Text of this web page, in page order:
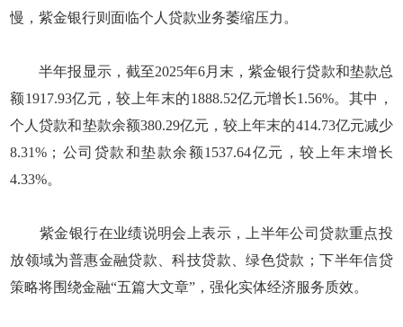
慢，紫金银行则面临个人贷款业务萎缩压力。
半年报显示，截至2025年6月末，紫金银行贷款和垫款总
额1917.93亿元，较上年末的1888.52亿元增长1.56%。其中，
个人贷款和垫款余额380.29亿元，较上年末的414.73亿元减少
8.31%；公司贷款和垫款余额1537.64亿元，较上年末增长
4.33%。
紫金银行在业绩说明会上表示，上半年公司贷款重点投
放领域为普惠金融贷款、科技贷款、绿色贷款；下半年信贷
策略将围绕金融“五篇大文章”，强化实体经济服务质效。